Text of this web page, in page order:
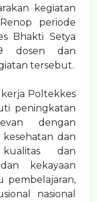
kegiatan
periode
Bhakti Setya
dosen dan
tersebut.
Poltekkes
peningkatan
dengan
dan
kualitas dan
kekayaan
pembelajaran,
nasional